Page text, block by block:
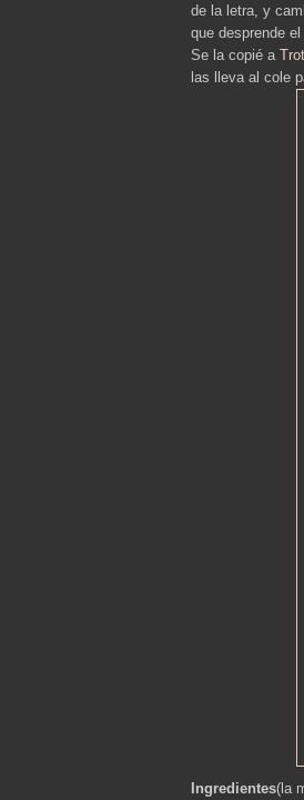
de la letra, y
que desprende
Se la copié a
las lleva al cole
Ingredientes(la